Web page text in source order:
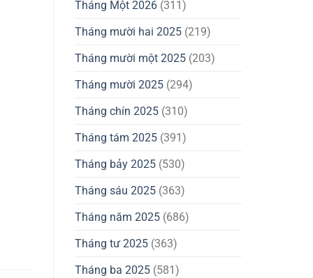
Tháng Một 2026 (311)
Tháng mười hai 2025 (219)
Tháng mười một 2025 (203)
Tháng mười 2025 (294)
Tháng chín 2025 (310)
Tháng tám 2025 (391)
Tháng bảy 2025 (530)
Tháng sáu 2025 (363)
Tháng năm 2025 (686)
Tháng tư 2025 (363)
Tháng ba 2025 (581)